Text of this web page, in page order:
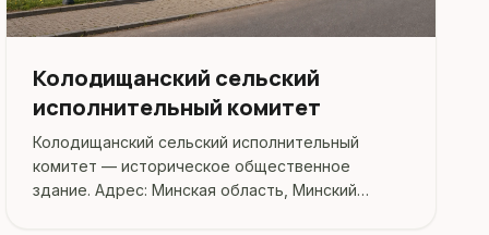
Колодищанский сельский
исполнительный комитет
Колодищанский сельский исполнительный
комитет — историческое общественное
здание. Адрес: Минская область, Минский